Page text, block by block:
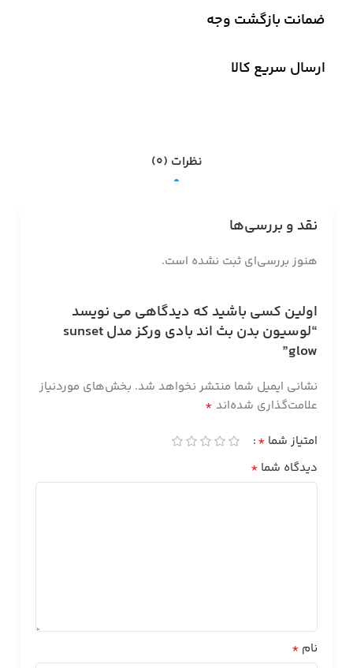
ضمانت بازگشت وجه
ارسال سریع کالا
نظرات (0)
نقد و بررسی‌ها
هنوز بررسی‌ای ثبت نشده است.
اولین کسی باشید که دیدگاهی می نویسد
“لوسیون بدن بث اند بادی ورکز مدل sunset
glow”
نشانی ایمیل شما منتشر نخواهد شد. بخش‌های موردنیاز
علامت‌گذاری شده‌اند *
امتیاز شما *
دیدگاه شما *
نام *